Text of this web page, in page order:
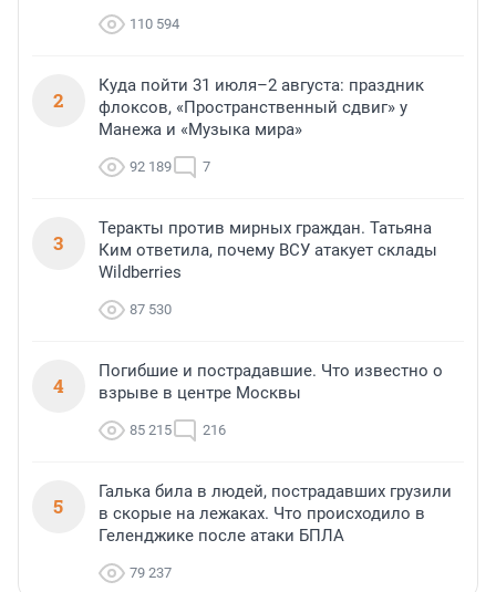
110 594
2
Куда пойти 31 июля–2 августа: праздник
флоксов, «Пространственный сдвиг» у
Манежа и «Музыка мира»
92 189 7
3
Теракты против мирных граждан. Татьяна
Ким ответила, почему ВСУ атакует склады
Wildberries
87 530
4
Погибшие и пострадавшие. Что известно о
взрыве в центре Москвы
85 215 216
5
Галька била в людей, пострадавших грузили
в скорые на лежаках. Что происходило в
Геленджике после атаки БПЛА
79 237